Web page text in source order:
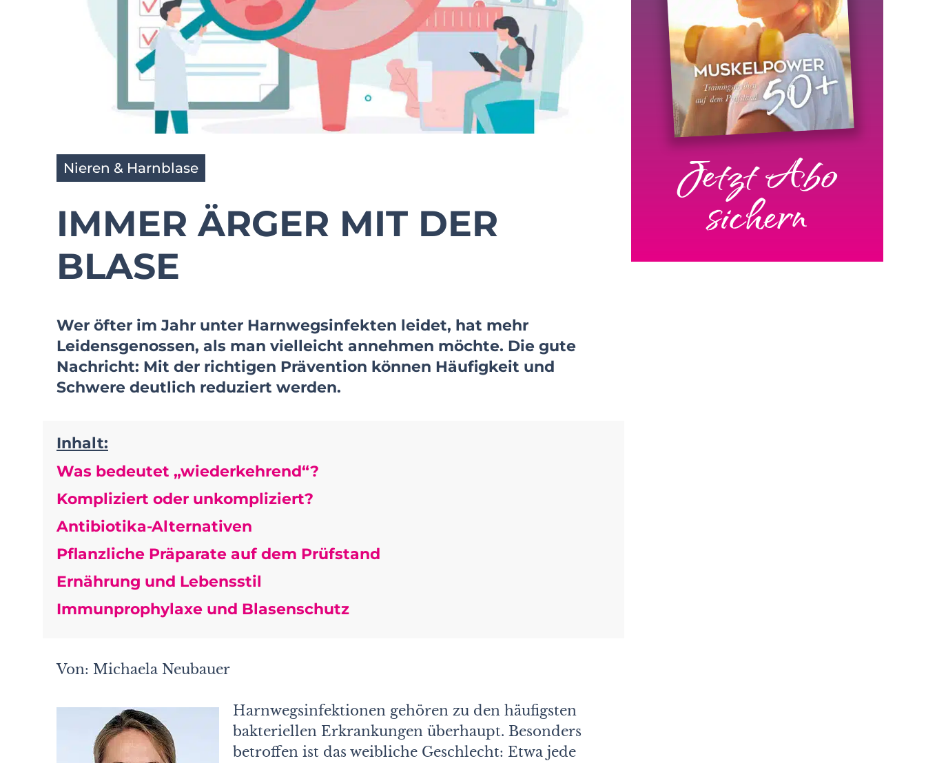
Nieren & Harnblase
IMMER ÄRGER MIT DER
BLASE
Wer öfter im Jahr unter Harnwegsinfekten leidet, hat mehr
Leidensgenossen, als man vielleicht annehmen möchte. Die gute
Nachricht: Mit der richtigen Prävention können Häufigkeit und
Schwere deutlich reduziert werden.
Inhalt:
Was bedeutet „wiederkehrend“?
Kompliziert oder unkompliziert?
Antibiotika-Alternativen
Pflanzliche Präparate auf dem Prüfstand
Ernährung und Lebensstil
Immunprophylaxe und Blasenschutz
Von: Michaela Neubauer
Harnwegsinfektionen gehören zu den häufigsten
bakteriellen Erkrankungen überhaupt. Besonders
betroffen ist das weibliche Geschlecht: Etwa jede
Jetzt Abo
sichern